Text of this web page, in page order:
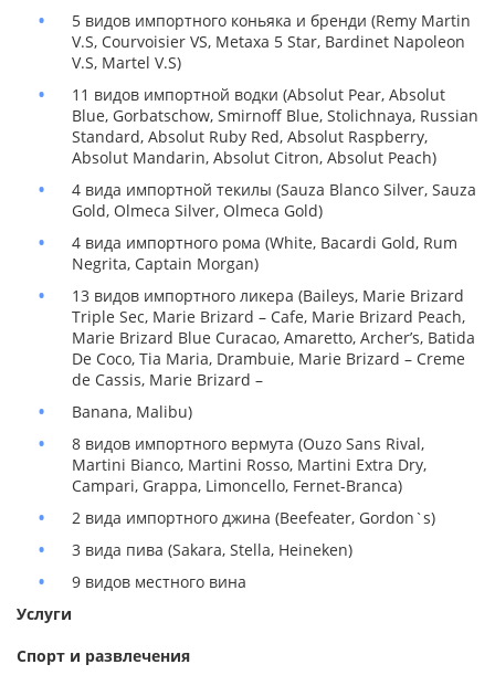
5 видов импортного коньяка и бренди (Remy Martin
V.S, Courvoisier VS, Metaxa 5 Star, Bardinet Napoleon
V.S, Martel V.S)
11 видов импортной водки (Absolut Pear, Absolut
Blue, Gorbatschow, Smirnoff Blue, Stolichnaya, Russian
Standard, Аbsolut Ruby Red, Absolut Raspberry,
Absolut Mandarin, Absolut Citron, Absolut Peach)
4 вида импортной текилы (Sauza Blanco Silver, Sauza
Gold, Olmeca Silver, Olmeca Gold)
4 вида импортного рома (White, Bacardi Gold, Rum
Negrita, Captain Morgan)
13 видов импортного ликера (Baileys, Marie Brizard
Triple Sec, Marie Brizard – Cafe, Marie Brizard Peach,
Marie Brizard Blue Curacao, Amaretto, Archer’s, Batida
De Coco, Tia Maria, Drambuie, Marie Brizard – Creme
de Cassis, Marie Brizard –
Banana, Malibu)
8 видов импортного вермута (Ouzo Sans Rival,
Martini Bianco, Martini Rosso, Martini Extra Dry,
Campari, Grappa, Limoncello, Fernet-Branca)
2 вида импортного джина (Beefeater, Gordon`s)
3 вида пива (Sakara, Stella, Heineken)
9 видов местного вина
Услуги
Спорт и развлечения